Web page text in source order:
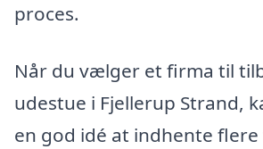
proces.
Når du vælger et firma til
udestue i Fjellerup Strand,
en god idé at indhente